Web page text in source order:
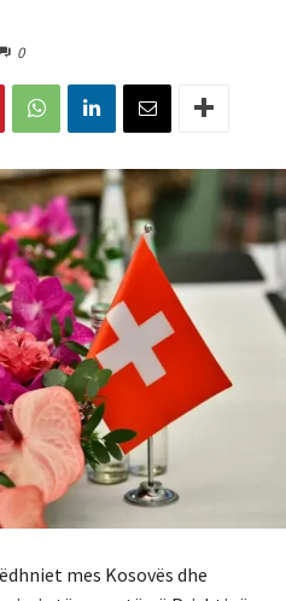
0
mes Kosovës dhe